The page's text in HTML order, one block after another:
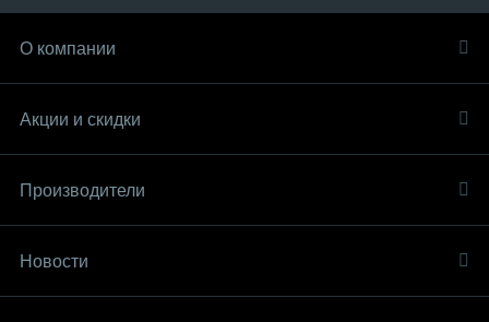
О компании
Акции и скидки
Производители
Новости